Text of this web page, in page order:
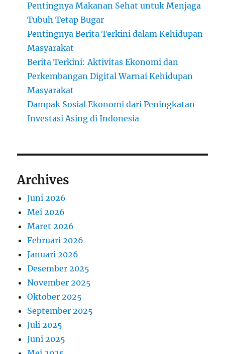
Pentingnya Makanan Sehat untuk Menjaga
Tubuh Tetap Bugar
Pentingnya Berita Terkini dalam Kehidupan
Masyarakat
Berita Terkini: Aktivitas Ekonomi dan
Perkembangan Digital Warnai Kehidupan
Masyarakat
Dampak Sosial Ekonomi dari Peningkatan
Investasi Asing di Indonesia
Archives
Juni 2026
Mei 2026
Maret 2026
Februari 2026
Januari 2026
Desember 2025
November 2025
Oktober 2025
September 2025
Juli 2025
Juni 2025